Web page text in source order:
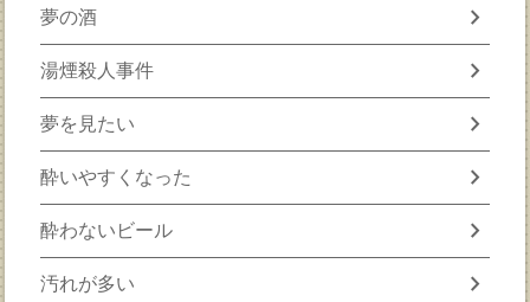
夢の酒 chevron_right
湯煙殺人事件 chevron_right
夢を見たい chevron_right
酔いやすくなった chevron_right
酔わないビール chevron_right
汚れが多い chevron_right